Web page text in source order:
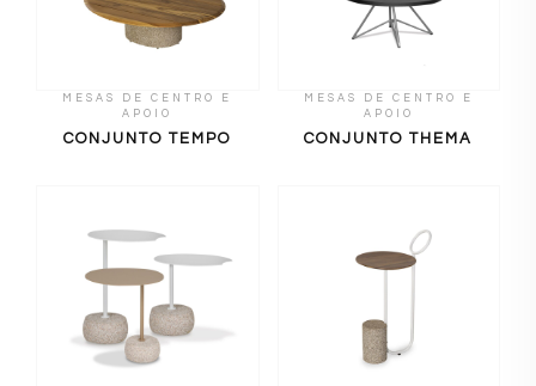
MESAS DE CENTRO E
APOIO
CONJUNTO TEMPO
MESAS DE CENTRO E
APOIO
CONJUNTO THEMA